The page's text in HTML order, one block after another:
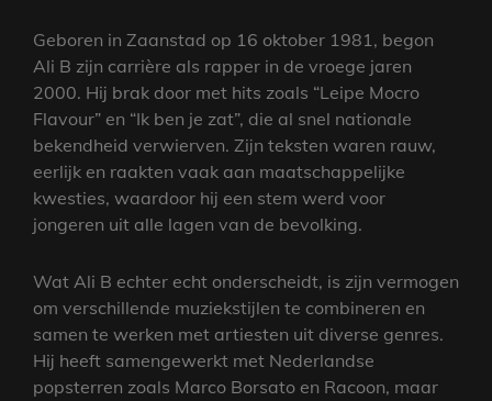
Geboren in Zaanstad op 16 oktober 1981, begon
Ali B zijn carrière als rapper in de vroege jaren
2000. Hij brak door met hits zoals “Leipe Mocro
Flavour” en “Ik ben je zat”, die al snel nationale
bekendheid verwierven. Zijn teksten waren rauw,
eerlijk en raakten vaak aan maatschappelijke
kwesties, waardoor hij een stem werd voor
jongeren uit alle lagen van de bevolking.
Wat Ali B echter echt onderscheidt, is zijn vermogen
om verschillende muziekstijlen te combineren en
samen te werken met artiesten uit diverse genres.
Hij heeft samengewerkt met Nederlandse
popsterren zoals Marco Borsato en Racoon, maar